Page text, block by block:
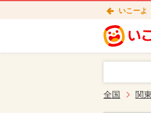
いこーよ
全国 関東